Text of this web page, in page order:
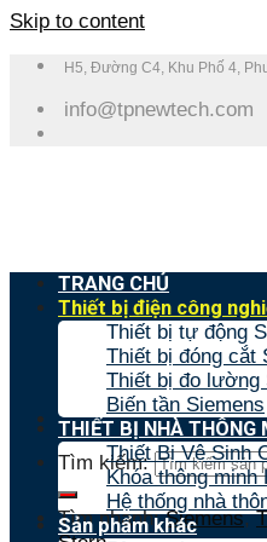
Skip to content
H5, Đường C4, Khu Phố 4,
info@tpnewtech.com
Tìm kiếm:
Tìm nhanh:Siemens,
TRANG CHỦ
Thiết bị điện công
Thiết bị tự động
Thiết bị đóng cắt
Thiết bị đo lường
Biến tần Siemens
THIẾT BỊ NHÀ THÔNG
Thiết Bị Vệ Sinh
Khóa thông minh
Hệ thống nhà
Sản phẩm khác